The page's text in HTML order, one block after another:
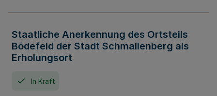
Staatliche Anerkennung des Ortsteils
Bödefeld der Stadt Schmallenberg als
Erholungsort
In Kraft